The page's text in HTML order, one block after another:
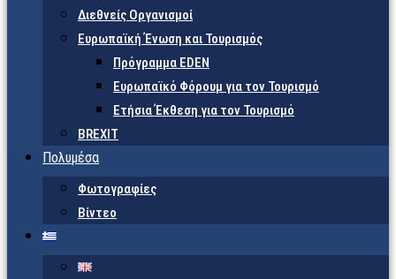
Διεθνείς Οργανισμοί
Ευρωπαϊκή Ένωση και Τουρισμός
Πρόγραμμα EDEN
Ευρωπαϊκό Φόρουμ για τον Τουρισμό
Ετήσια Έκθεση για τον Τουρισμό
BREXIT
Πολυμέσα
Φωτογραφίες
Βίντεο